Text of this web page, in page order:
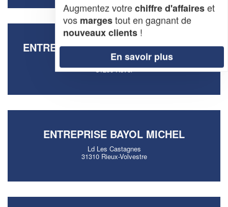
ENTREPRISE SIOUNANDAN PHILIPPE
19 Rue Des Escoussieres
31250 Revel
ENTREPRISE BAYOL MICHEL
Ld Les Castagnes
31310 Rieux-Volvestre
Augmentez votrechiffre d'affaireset
vos margestout en gagnant de
nouveaux clients !
En savoir plus